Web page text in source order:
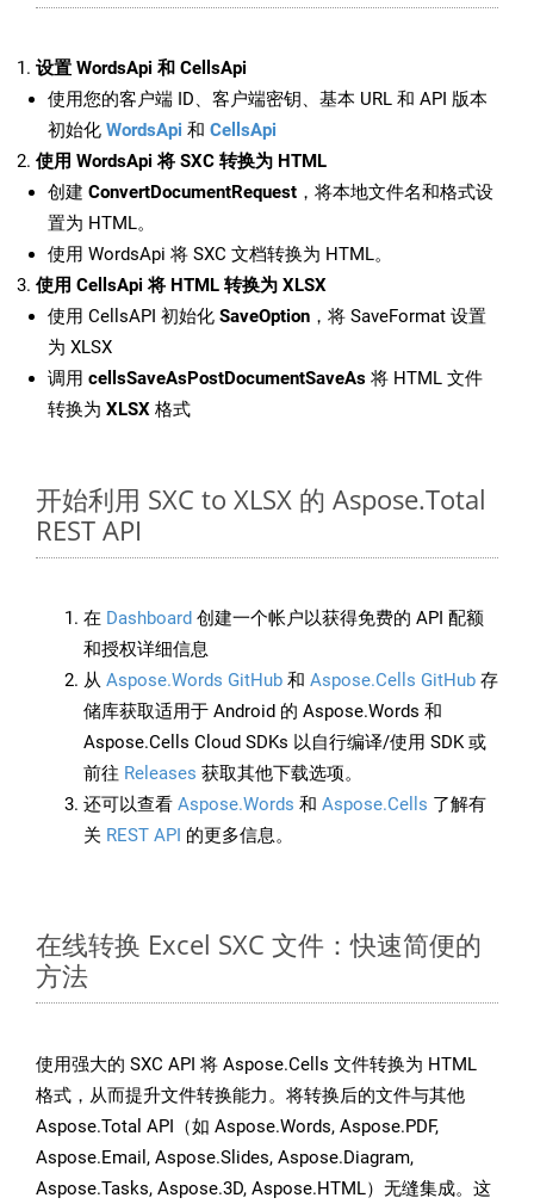
设置 WordsApi 和 CellsApi
使用您的客户端 ID、客户端密钥、基本 URL 和 API 版本
初始化 WordsApi 和 CellsApi
使用 WordsApi 将 SXC 转换为 HTML
创建 ConvertDocumentRequest ，将本地文件名和格式设
置为 HTML。
使用 WordsApi 将 SXC 文档转换为 HTML。
使用 CellsApi 将 HTML 转换为 XLSX
使用 CellsAPI 初始化 SaveOption ，将 SaveFormat 设置
为 XLSX
调用 cellsSaveAsPostDocumentSaveAs 将 HTML 文件
转换为 XLSX 格式
开始利用 SXC to XLSX 的 Aspose.Total
REST API
在 Dashboard 创建一个帐户以获得免费的 API 配额
和授权详细信息
从 Aspose.Words GitHub 和 Aspose.Cells GitHub 存
储库获取适用于 Android 的 Aspose.Words 和
Aspose.Cells Cloud SDKs 以自行编译/使用 SDK 或
前往 Releases 获取其他下载选项。
还可以查看 Aspose.Words 和 Aspose.Cells 了解有
关 REST API 的更多信息。
在线转换 Excel SXC 文件：快速简便的
方法
使用强大的 SXC API 将 Aspose.Cells 文件转换为 HTML
格式，从而提升文件转换能力。将转换后的文件与其他
Aspose.Total API（如 Aspose.Words, Aspose.PDF,
Aspose.Email, Aspose.Slides, Aspose.Diagram,
Aspose.Tasks, Aspose.3D, Aspose.HTML）无缝集成。这